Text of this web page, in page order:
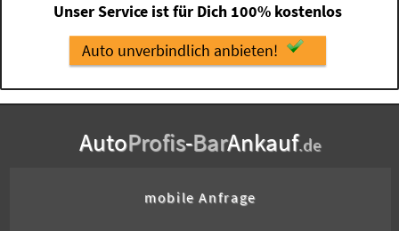
Unser Service ist für Dich 100% kostenlos
Auto unverbindlich anbieten!
AutoProfis-BarAnkauf.de
mobile Anfrage